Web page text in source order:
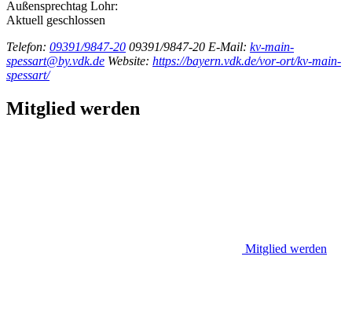
Außensprechtag Lohr:
Aktuell geschlossen
Telefon: 09391/9847-20 09391/9847-20 E-Mail: kv-main-
spessart@by.vdk.de Website: https://bayern.vdk.de/vor-ort/kv-main-
spessart/
Mitglied werden
Mitglied werden